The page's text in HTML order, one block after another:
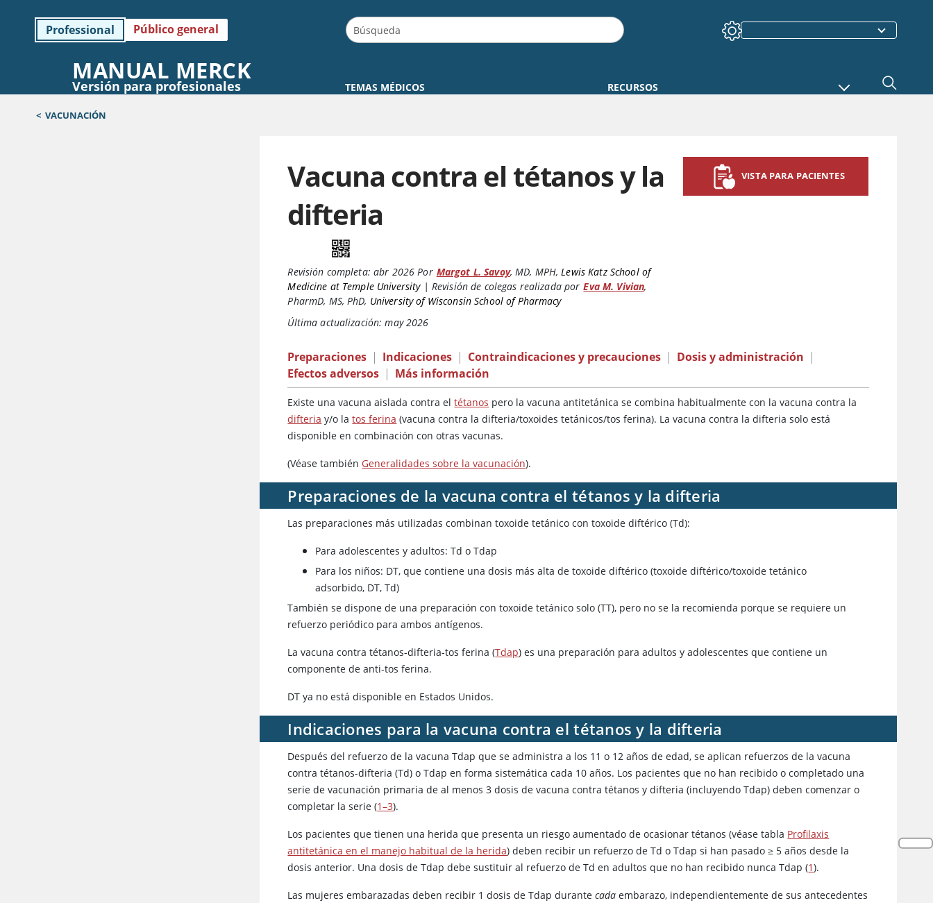
Professional Público general
MANUAL MERCK
Versión para profesionales TEMAS MÉDICOS RECURSOS
< VACUNACIÓN
Vacuna contra el tétanos y la
difteria
Revisión completa: abr 2026 Por Margot L. Savoy,MD, MPH,Lewis Katz School of
Medicine at Temple University| Revisión de colegas realizada por Eva M. Vivian,
PharmD, MS, PhD, University of Wisconsin School of Pharmacy
Última actualización: may 2026
VISTA PARA PACIENTES
Preparaciones | Indicaciones | Contraindicaciones y precauciones | Dosis y administración |
Efectos adversos | Más información
Existe una vacuna aislada contra eltétanos pero la vacuna antitetánica se combina habitualmente con la vacuna contra la
difteria y/o latos ferina (vacuna contra la difteria/toxoides tetánicos/tos ferina). La vacuna contra la difteria solo está
disponible en combinación con otras vacunas.
(Véase también Generalidades sobre la vacunación).
Preparaciones de la vacuna contra el tétanos y la difteria
Las preparaciones más utilizadas combinantoxoide tetánico con toxoide diftérico (Td):
Para adolescentes y adultos: Td o Tdap
Para los niños: DT, que contiene una dosis más alta de toxoide diftérico (toxoide diftérico/toxoide tetánico
adsorbido, DT, Td)
También se dispone de una preparación con toxoide tetánico solo (TT), pero no se la recomienda porque se requiere un
refuerzo periódico para ambos antígenos.
La vacuna contra tétanos-difteria-tos ferina (Tdap) es una preparación para adultos y adolescentes que contiene un
componente de anti-tos ferina.
DT ya no está disponible en Estados Unidos.
Indicaciones para la vacuna contra el tétanos y la difteria
Después del refuerzo de la vacuna Tdap que se administra a los 11 o 12 años de edad, se aplican refuerzos de la vacuna
contra tétanos-difteria (Td) o Tdap en forma sistemática cada 10 años. Los pacientes que no han recibido o completado una
serie de vacunación primaria de al menos 3 dosis de vacuna contra tétanos y difteria (incluyendo Tdap) deben comenzar o
completar la serie (1–3).
Los pacientes que tienen una herida que presenta un riesgo aumentado de ocasionar tétanos (véase tabla Profilaxis
antitetánica en el manejo habitual de la herida) deben recibir un refuerzo de Td o Tdap si han pasado ≥ 5 años desde la
dosis anterior. Una dosis de Tdap debe sustituir al refuerzo de Td en adultos que no han recibido nunca Tdap (1).
Las mujeres embarazadas deben recibir 1 dosis de Tdap durantecada embarazo, independientemente de sus antecedentes